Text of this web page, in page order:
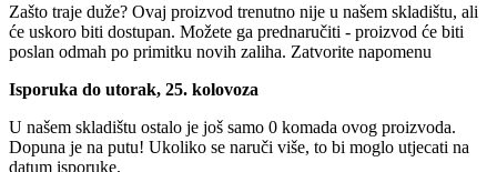
Zašto traje duže? Ovaj proizvod trenutno nije u našem skladištu, ali
će uskoro biti dostupan. Možete ga prednaručiti - proizvod će biti
poslan odmah po primitku novih zaliha. Zatvorite napomenu
Isporuka do utorak, 25. kolovoza
U našem skladištu ostalo je još samo 0 komada ovog proizvoda.
Dopuna je na putu! Ukoliko se naruči više, to bi moglo utjecati na
datum isporuke.